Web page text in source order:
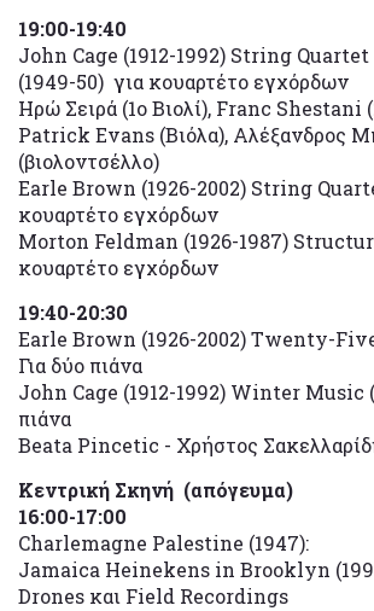
19:00-19:40
John Cage (1912-1992) String
(1949-50) για κουαρτέτο εγχόρδων
Ηρώ Σειρά (1ο Βιολί), Franc Shestani
Patrick Evans (Βιόλα), Αλέξανδρος
(βιολοντσέλλο)
Earle Brown (1926-2002) String
κουαρτέτο εγχόρδων
Morton Feldman (1926-1987)
κουαρτέτο εγχόρδων
19:40-20:30
Earle Brown (1926-2002) Twenty-
Για δύο πιάνα
John Cage (1912-1992) Winter Music
πιάνα
Beata Pincetic - Χρήστος
Κεντρική Σκηνή (απόγευμα)
16:00-17:00
Charlemagne Palestine (1947):
Jamaica Heinekens in Brooklyn
Drones και Field Recordings